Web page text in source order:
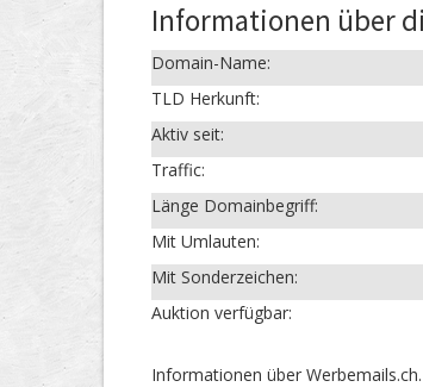
Informationen über
Domain-Name:
TLD Herkunft:
Aktiv seit:
Traffic:
Länge Domainbegriff:
Mit Umlauten:
Mit Sonderzeichen:
Auktion verfügbar:
Informationen über